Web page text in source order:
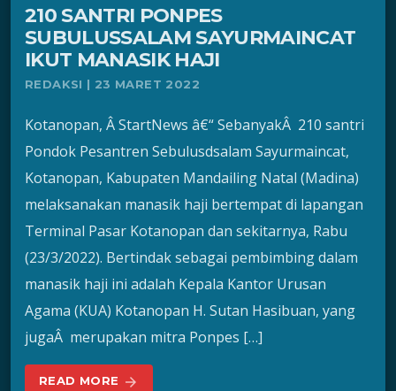
210 SANTRI PONPES
SUBULUSSALAM SAYURMAINCAT
IKUT MANASIK HAJI
REDAKSI | 23 MARET 2022
Kotanopan, Â StartNews â€“ SebanyakÂ 210 santri
Pondok Pesantren Sebulusdsalam Sayurmaincat,
Kotanopan, Kabupaten Mandailing Natal (Madina)
melaksanakan manasik haji bertempat di lapangan
Terminal Pasar Kotanopan dan sekitarnya, Rabu
(23/3/2022). Bertindak sebagai pembimbing dalam
manasik haji ini adalah Kepala Kantor Urusan
Agama (KUA) Kotanopan H. Sutan Hasibuan, yang
jugaÂ merupakan mitra Ponpes […]
READ MORE arrow_forward